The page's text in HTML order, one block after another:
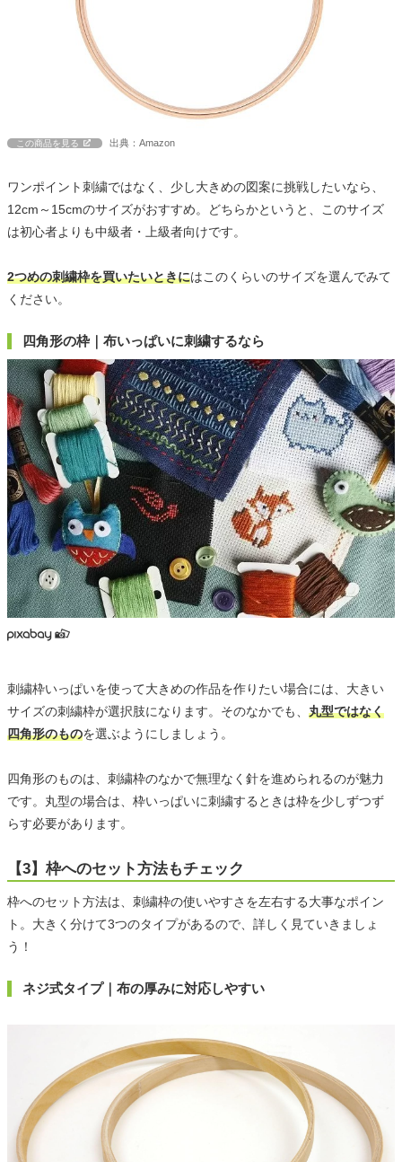
この商品を見る 出典：Amazon
ワンポイント刺繍ではなく、少し大きめの図案に挑戦したいなら、
12cm～15cmのサイズがおすすめ。どちらかというと、このサイズ
は初心者よりも中級者・上級者向けです。
2つめの刺繍枠を買いたいときにはこのくらいのサイズを選んでみて
ください。
四角形の枠｜布いっぱいに刺繍するなら
刺繍枠いっぱいを使って大きめの作品を作りたい場合には、大きい
サイズの刺繍枠が選択肢になります。そのなかでも、 丸型ではなく
四角形のものを選ぶようにしましょう。
四角形のものは、刺繍枠のなかで無理なく針を進められるのが魅力
です。丸型の場合は、枠いっぱいに刺繍するときは枠を少しずつず
らす必要があります。
【3】枠へのセット方法もチェック
枠へのセット方法は、刺繍枠の使いやすさを左右する大事なポイン
ト。大きく分けて3つのタイプがあるので、詳しく見ていきましょ
う！
ネジ式タイプ｜布の厚みに対応しやすい